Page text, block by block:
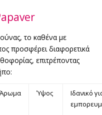
το καθένα με
προσφέρει διαφορετικά
επιτρέποντας
Άρωμα Ύψος
Ιδανικό